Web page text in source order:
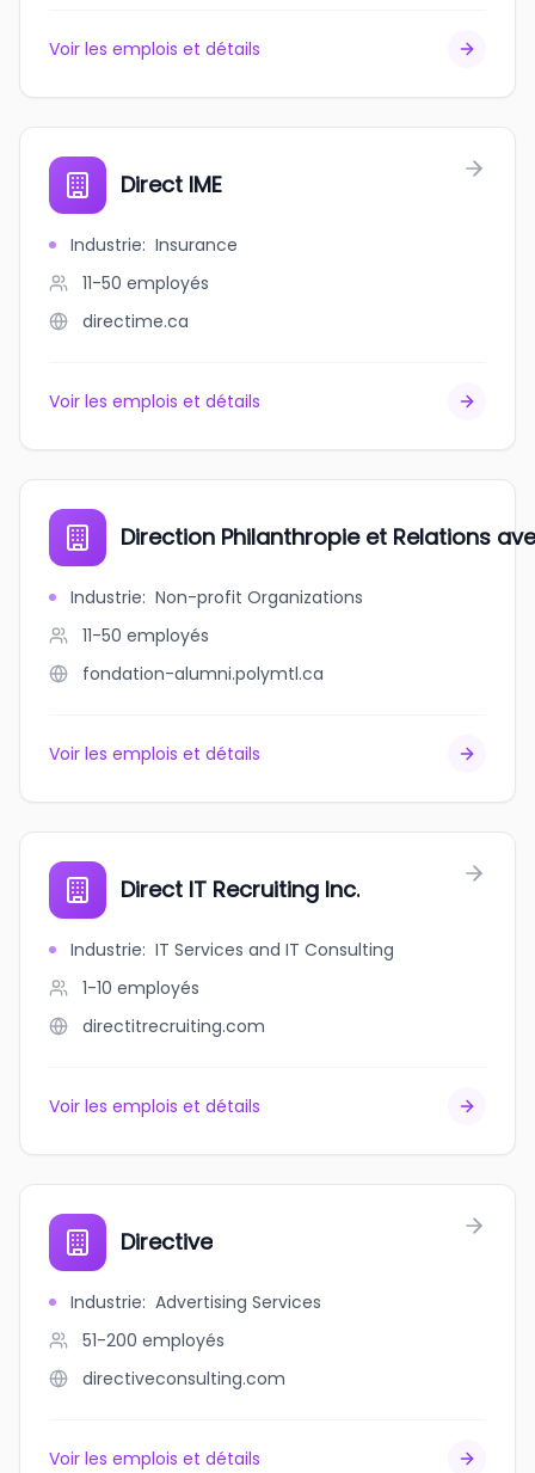
Voir les emplois et détails
Direct IME
Industrie: Insurance
11-50 employés
directime.ca
Voir les emplois et détails
Direction Philanthropie et Relations
Industrie: Non-profit Organizations
11-50 employés
fondation-alumni.polymtl.ca
Voir les emplois et détails
Direct IT Recruiting Inc.
Industrie: IT Services and IT Consulting
1-10 employés
directitrecruiting.com
Voir les emplois et détails
Directive
Industrie: Advertising Services
51-200 employés
directiveconsulting.com
Voir les emplois et détails